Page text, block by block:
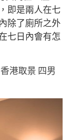
即是兩人在七
除了廁所之外
七日內會有怎
港取景 四男